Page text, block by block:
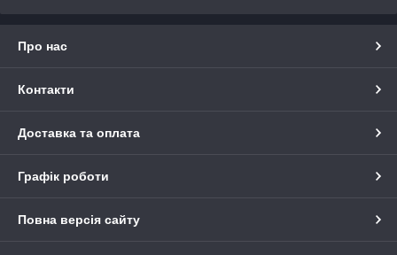
Про нас
Контакти
Доставка та оплата
Графік роботи
Повна версія сайту